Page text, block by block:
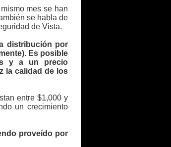
mes se han
se habla de
de Vista.
distribución por
Es posible
y a un precio
la calidad de los
entre $1,000 y
un crecimiento
proveído por